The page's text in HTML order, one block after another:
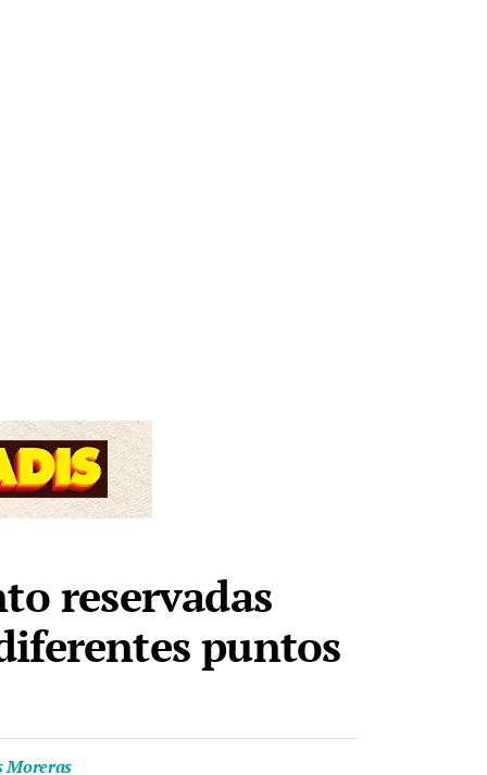
reservadas
puntos
Moreras